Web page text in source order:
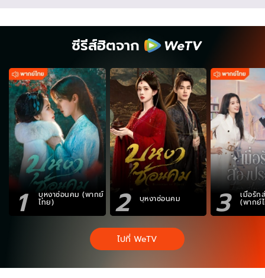
ซีรีส์ฮิตจาก
1 บุหงาซ่อนคม (พากย์
ไทย) 2 บุหงาซ่อนคม 3 เมื่อรัก
(พากย์
ไปที่ WeTV